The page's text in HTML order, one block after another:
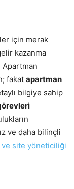
için merak
kazanma
Apartman
fakat apartman
bilgiye sahip
ve daha bilinçli
site yöneticiliği